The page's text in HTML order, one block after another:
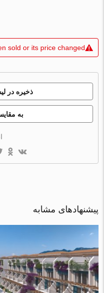
sold or its price changed
ذخیره در
به
پیشنهادهای مشابه